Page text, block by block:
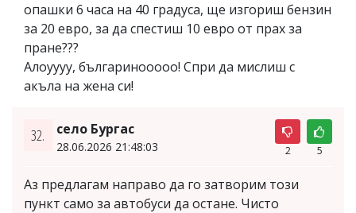
опашки 6 часа на 40 градуса, ще изгориш бензин
за 20 евро, за да спестиш 10 евро от прах за
пране???
Алоуууу, българинооооо! Спри да мислиш с
акъла на жена си!
32. село Бургас
28.06.2026 21:48:03 2 5
Аз предлагам направо да го затворим този
пункт само за автобуси да остане. Чисто